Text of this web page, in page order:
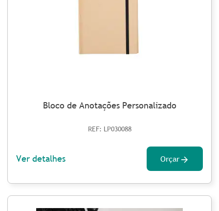
Bloco de Anotações Personalizado
REF: LP030088
Ver detalhes Orçar